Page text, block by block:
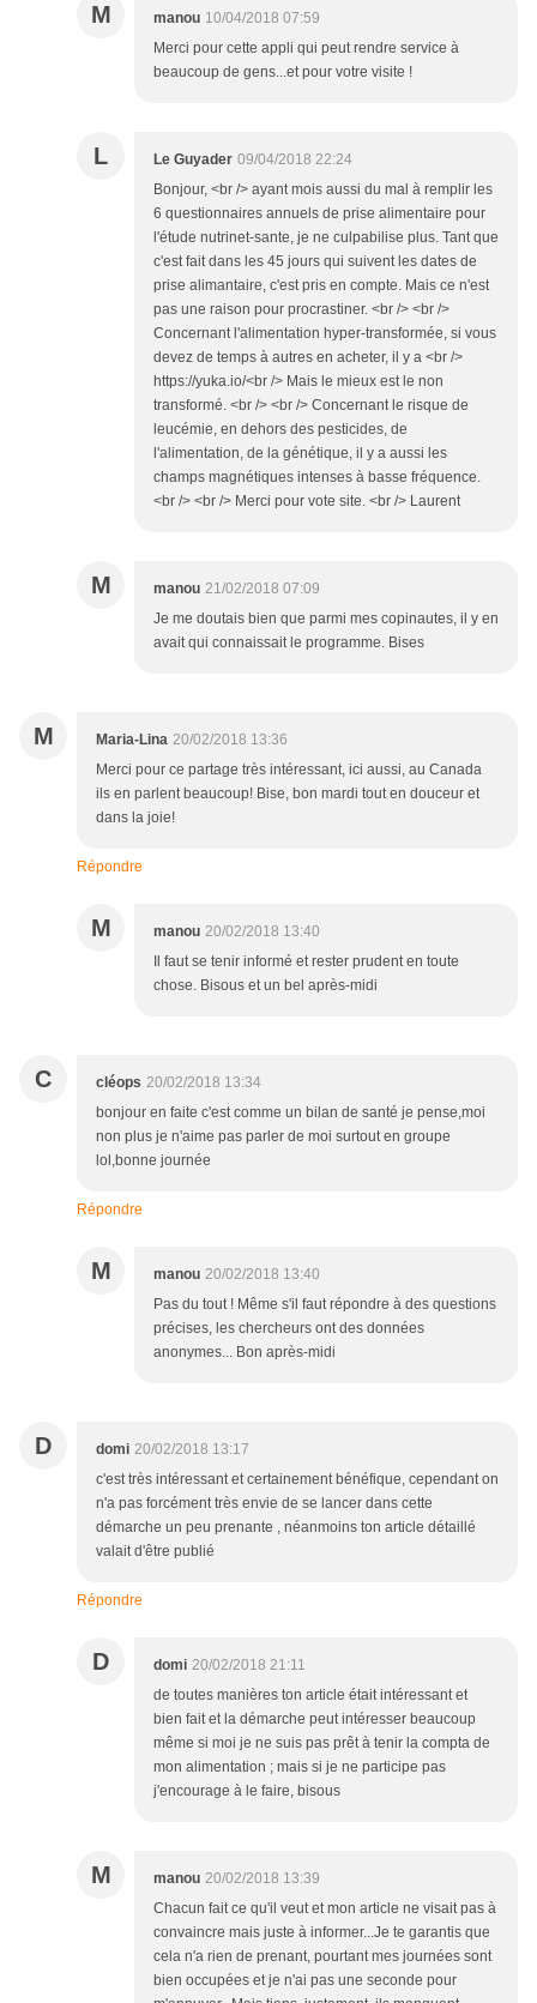
M manou 10/04/2018 07:59
Merci pour cette appli qui peut rendre service à
beaucoup de gens...et pour votre visite !
L Le Guyader 09/04/2018 22:24
Bonjour, <br /> ayant mois aussi du mal à remplir les
6 questionnaires annuels de prise alimentaire pour
l'étude nutrinet-sante, je ne culpabilise plus. Tant que
c'est fait dans les 45 jours qui suivent les dates de
prise alimantaire, c'est pris en compte. Mais ce n'est
pas une raison pour procrastiner. <br /> <br />
Concernant l'alimentation hyper-transformée, si vous
devez de temps à autres en acheter, il y a <br />
https://yuka.io/<br /> Mais le mieux est le non
transformé. <br /> <br /> Concernant le risque de
leucémie, en dehors des pesticides, de
l'alimentation, de la génétique, il y a aussi les
champs magnétiques intenses à basse fréquence.
<br /> <br /> Merci pour vote site. <br /> Laurent
M manou 21/02/2018 07:09
Je me doutais bien que parmi mes copinautes, il y en
avait qui connaissait le programme. Bises
M Maria-Lina 20/02/2018 13:36
Merci pour ce partage très intéressant, ici aussi, au Canada
ils en parlent beaucoup! Bise, bon mardi tout en douceur et
dans la joie!
Répondre
M manou 20/02/2018 13:40
Il faut se tenir informé et rester prudent en toute
chose. Bisous et un bel après-midi
C cléops 20/02/2018 13:34
bonjour en faite c'est comme un bilan de santé je pense,moi
non plus je n'aime pas parler de moi surtout en groupe
lol,bonne journée
Répondre
M manou 20/02/2018 13:40
Pas du tout ! Même s'il faut répondre à des questions
précises, les chercheurs ont des données
anonymes... Bon après-midi
D domi 20/02/2018 13:17
c'est très intéressant et certainement bénéfique, cependant on
n'a pas forcément très envie de se lancer dans cette
démarche un peu prenante , néanmoins ton article détaillé
valait d'être publié
Répondre
D domi 20/02/2018 21:11
de toutes manières ton article était intéressant et
bien fait et la démarche peut intéresser beaucoup
même si moi je ne suis pas prêt à tenir la compta de
mon alimentation ; mais si je ne participe pas
j'encourage à le faire, bisous
M manou 20/02/2018 13:39
Chacun fait ce qu'il veut et mon article ne visait pas à
convaincre mais juste à informer...Je te garantis que
cela n'a rien de prenant, pourtant mes journées sont
bien occupées et je n'ai pas une seconde pour